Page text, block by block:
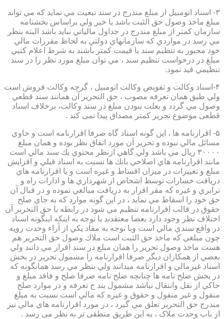
۳- اسناد اتومبيل از مبلغ مندرج در سند تبعيت مي نمايد كه مي تواند
مبلغ ماخذ وصول حق الثبت باشد يا خير ولي براساس بخشنامه
سازمان كمتر از مبلغ مندرج در جداول مالياتي نبايد باشد البته بنظر
مي رسد در مواردي كه سازمانهاي دولتي به لحاظ مقررات مالي
خود مجبور به تنظيم سند با قيمت كمتر باشند به شرط اعلام كتبي
مبلغ در درخواست تنظيم سند ، مي توان مبلغ مورد نظر را در سند
تنظيمي قيد نمود.
۴-اسناد وكالت و تفويض وكالت اتومبيل ، گرچه وكالت فروش است
ولي طبق همان تعرفه مصوب ، حق التحرير آن همانند سند قطعي
وصول مي گردد و بعلت نبودن مبلغ در سند وكالت، برخلاف اسناد
قطعی موضوع تحریر کمتر مصداق پیدا نمی کند .
۵- اقرارنامه ها ، اين گونه اسناد گاه صرفا اقرارنامه است و حاوي
مسائل مالي نبوده و تحرير آن مورد اتفاق نظر بوده و همان مبلغ
۳۰۰۰۰ ريال مي باشد ولي گاهي ازنظر محتوي يك سند مالي است
مانند اقرارنامه هاي اصلاحي بانك ها نسبت به اسناد قبلي و افزايش
مبلغ و تغييرات در ميزان اقساط و غيره است و يا اقرارنامه هاي
دريافت خسارات توسط اشخاص از شهرداري ها و ادارات راه و
ترابري و غيره كه مقر اقرار به دريافت مبالغي نموده و در قبال آن
حق خود را اسقاط مي نمايد ، در اين گونه موارد كه به جاي صلح
حقوق در قالب اقرارنامه تنظيم مي شود در رابطه با حق التحرير آن
اختلاف نظر وجود دارد بعضا معتقدند با توجه به اينكه اينگونه اسناد
در واقع سندي مالي است وبا توجه به مفاد يكي از آراء وحدت رويه
چون مبلغي كه ماخذ حق الثبت است ملاك وصول حق التحرير هم
هست ماخذ وصول تحرير را همان مبلغ در سند اقرار مي دانند ولي
بعضي از همكاران ديگر صرفا اقرارنامه را مشمول تحرير در بخش
اسناد غيرمالي و اقرارنامه ميدانند ولي بنظر مي رسد همانگونه كه
در بخش صلح نامه ها چنانچه صلح نامه صرفا صلح و فاقد مبلغ و
حاكي از نقل وانتقال نباشد مشمول بند ج تعرفه و در موارد صلح
منقول و غير منقول و حقوق و غيره كه مالي است نسبت به مبلغ
مندرج حق التحرير تعلق مي گيرد ، در مورد اقرارنامه هاي مالي نيز
از باب وحدت ملاک ، به این طریق منطقی تر به نظر می رسد .